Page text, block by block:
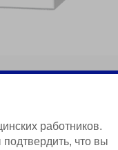
работников.
что вы